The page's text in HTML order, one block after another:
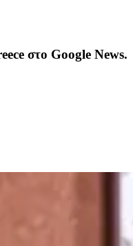
στο Google News.